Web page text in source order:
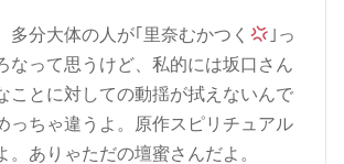
多分大体の人が｢里奈むかつく
｣っ
なって思うけど、私的には坂口さん
ことに対しての動揺が拭えないんで
っちゃ違うよ。原作スピリチュアル
。ありゃただの壇蜜さんだよ。